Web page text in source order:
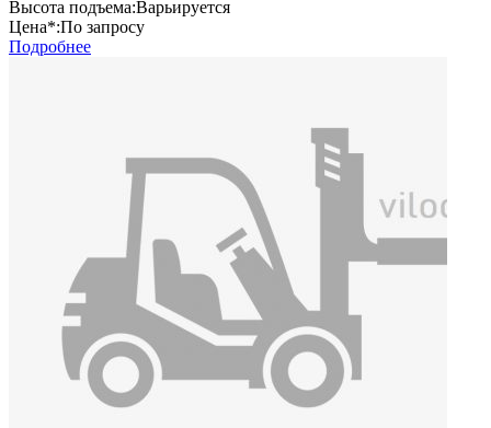
Высота подъема:Варьируется
Цена*:По запросу
Подробнее